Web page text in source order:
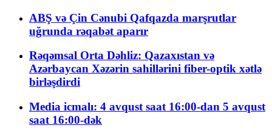
ABŞ və Çin Cənubi Qafqazda marşrutlar
uğrunda rəqabət aparır
Rəqəmsal Orta Dəhliz: Qazaxıstan və
Azərbaycan Xəzərin sahillərini fiber-optik xətlə
birləşdirdi
Media icmalı: 4 avqust saat 16:00-dan 5 avqust
saat 16:00-dək